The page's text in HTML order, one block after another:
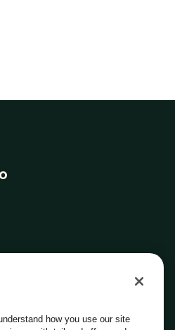
how you use our site